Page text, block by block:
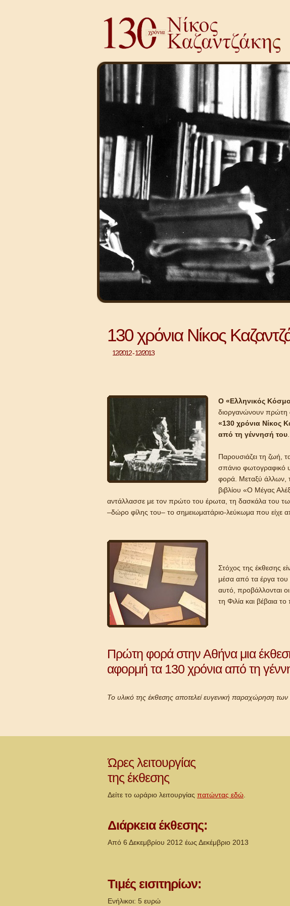
130 χρόνια Νίκος
12/2012 - 12/2013
Ο «Ελληνικός
διοργανώνουν πρώτη
«130 χρόνια Νίκος
από τη γέννησή του
Παρουσιάζει τη ζωή,
σπάνιο φωτογραφικό
φορά. Μεταξύ άλλων,
βιβλίου «Ο Μέγας
αντάλλασσε με τον πρώτο του έρωτα, τη δασκάλα του
–δώρο φίλης του– το σημειωματάριο-λεύκωμα που είχε
Στόχος της έκθεσης
μέσα από τα έργα του
αυτό, προβάλλονται
τη Φιλία και βέβαια
Πρώτη φορά στην Αθήνα μια
αφορμή τα 130 χρόνια από τη
Το υλικό της έκθεσης αποτελεί ευγενική παραχώρηση
Ώρες λειτουργίας
της έκθεσης
Δείτε το ωράριο λειτουργίας πατώντας εδώ
Διάρκεια έκθεσης:
Aπό 6 Δεκεμβρίου 2012 έως Δεκέμβριο 2013
Τιμές εισιτηρίων:
Ενήλικοι: 5 ευρώ